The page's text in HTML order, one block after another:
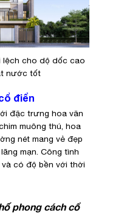
lệch cho dộ dốc cao
nước tốt
điển
đặc trưng hoa văn
muông thú, hoa
nét mang vẻ đẹp
mạn. Công tình
có độ bền với thời
phong cách cổ